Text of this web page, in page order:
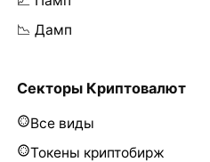
📉 Дамп
Секторы Криптовалют
Все виды
Токены криптобирж